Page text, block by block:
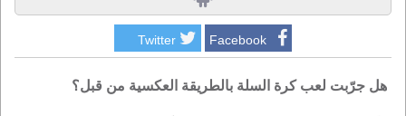
Facebook
Twitter
هل جرّبت لعب كرة السلة بالطريقة العكسية من قبل؟